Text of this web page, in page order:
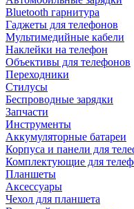
Bluetooth гарнитура
Гаджеты для телефонов
Мультимедийные кабели
Наклейки на телефон
Объективы для телефонов
Переходники
Стилусы
Беспроводные зарядки
Запчасти
Инструменты
Аккумуляторные батареи
Корпуса и панели для
Комплектующие для
Планшеты
Аксессуары
Чехол для планшета